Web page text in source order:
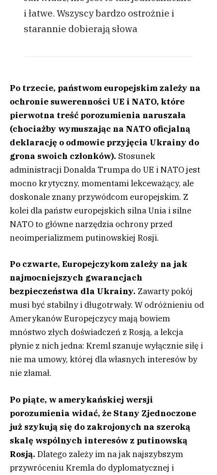
i łatwe. Wszyscy bardzo ostrożnie i
starannie dobierają słowa
Po trzecie, państwom europejskim zależy na
ochronie suwerenności UE i NATO, które
pierwotna treść porozumienia naruszała
(chociażby wymuszając na NATO oficjalną
deklarację o odmowie przyjęcia Ukrainy do
grona swoich członków). Stosunek
administracji Donalda Trumpa do UE i NATO jest
mocno krytyczny, momentami lekceważący, ale
doskonale znany przywódcom europejskim. Z
kolei dla państw europejskich silna Unia i silne
NATO to główne narzędzia ochrony przed
neoimperializmem putinowskiej Rosji.
Po czwarte, Europejczykom zależy na jak
najmocniejszych gwarancjach
bezpieczeństwa dla Ukrainy. Zawarty pokój
musi być stabilny i długotrwały. W odróżnieniu od
Amerykanów Europejczycy mają bowiem
mnóstwo złych doświadczeń z Rosją, a lekcja
płynie z nich jedna: Kreml szanuje wyłącznie siłę i
nie ma umowy, której dla własnych interesów by
nie złamał.
Po piąte, w amerykańskiej wersji
porozumienia widać, że Stany Zjednoczone
już szykują się do zakrojonych na szeroką
skalę wspólnych interesów z putinowską
Rosją. Dlatego zależy im na jak najszybszym
przywróceniu Kremla do dyplomatycznej i